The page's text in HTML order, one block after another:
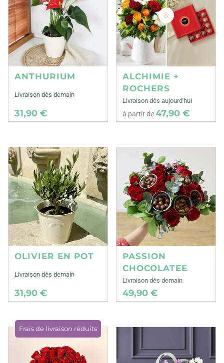
ANTHURIUM
Livraison dès demain
31,90 €
ALCHIMIE +
ROCHERS
Livraison dès aujourd'hui
à partir de47,90 €
OLIVIER EN POT
Livraison dès demain
31,90 €
PASSION
CHOCOLATEE
Livraison dès demain
49,90 €
Frais de livraison réduits